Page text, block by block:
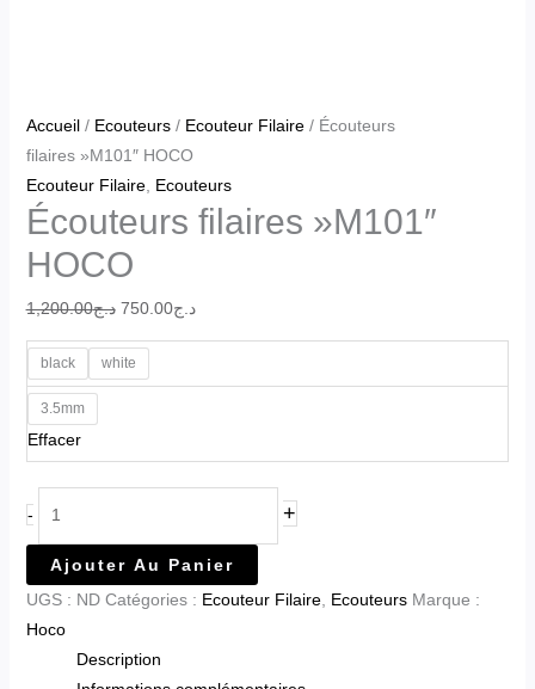
Accueil/ Ecouteurs/ Ecouteur Filaire/ Écouteurs
filaires »M101″ HOCO
Ecouteur Filaire, Ecouteurs
Écouteurs filaires »M101″
HOCO
د.ج1,200.00 د.ج750.00
black white
3.5mm
Effacer
- +
Ajouter Au Panier
UGS : ND Catégories : Ecouteur Filaire, Ecouteurs Marque :
Hoco
Description